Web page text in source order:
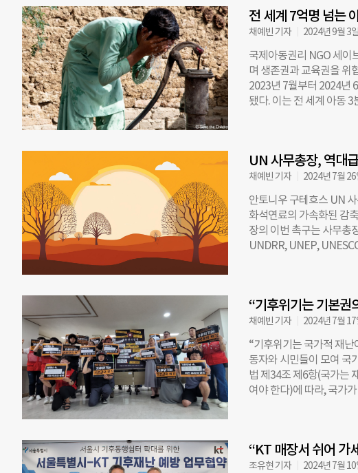
질환 입원 간 연관성이 확
이미 예견된 결과였다. 올
은 보고서를 발표하면서
가 “차트를 벗어났다”라
턴이 매일 같이 우리를
었던 적은 처음이었다. 우
니 금세 비가 그치며 쓰레
성 호우 사진들, 이러한
를 나눈 적이 있다. 그때
전 세계 7억명 넘는
채예빈 기자 2024년 9월 3일
국제아동권리 NGO 세이
며 생존권과 교육권을 위
2023년 7월부터 2024년
됐다. 이는 전 세계 아동
특히 2024년 7월 한 달 동
기온이 사상 최고치를 기
하는 온도가 3일 연속으
신체 온도 조절 능력이
명했다. 아울러, 폭염과
동에게 더욱 치명적이다.
을 증가시키며, 아동의 정
자브주에서는 유아 및 초
UN 사무총장, 역대
채예빈 기자 2024년 7월 26
안토니우 구테흐스 UN
화석연료의 가속화된 감
장의 이번 촉구는 사무총
UNDRR, UNEP,
기록되기도 했다. 이는 인
2000년부터 2019년까지
염으로 2285만 건의 부
노동력 손실의 경제 규
는 기후위기가 불공평하
큰 타격을 입힌다고 말
한 회복력 경제와 사회의
의 생산과 소비를 30% 이
이행하는 것이 필요하다
“기후위기는 기본
채예빈 기자 2024년 7월 17
“기후위기는 국가적 재
동자와 시민들이 모여 국
법 제34조 제6항(국가는
여야 한다)에 따라, 국가
지 못했다는 후회 속에서
오송참사는 공무원의 부
“KT 매장서 쉬어 가
조유현 기자 2024년 7월 10